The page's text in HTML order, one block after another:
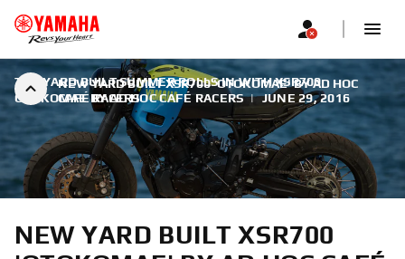
NEW YARD BUILT XSR700 'OTOKOMAE' BY AD HOC
CAFÉ RACERS
THE YARD BUILT SUMMER ROLLS IN WITH XSR700
OTOKOMAE BY AD HOC CAFÉ RACERS | JUNE 29, 2016
NEW YARD BUILT XSR700